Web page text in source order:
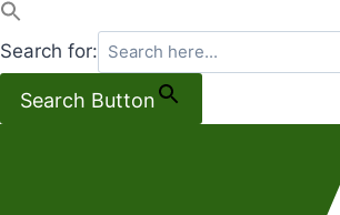
Search for:
Search Button